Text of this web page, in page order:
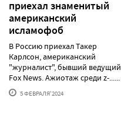
приехал знаменитый
американский
исламофоб
В Россию приехал Такер
Карлсон, американский
"журналист", бывший ведущий
Fox News. Ажиотаж среди z-......
5 ФЕВРАЛЯ'2024